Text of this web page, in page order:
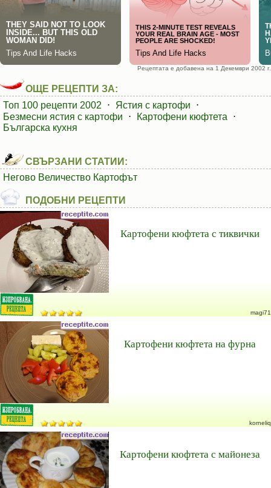
Рецептата е добавена на 1 Декември 2002 г.
ОЩЕ РЕЦЕПТИ ЗА:
Топ 100 рецепти 2002
⋅ Ястия с картофи
⋅
Безмесни ястия с картофи
⋅ Картофени кюфтета
⋅
Българска кухня
СВЪРЗАНИ СТАТИИ:
Негово Величество Картофът
ПОДОБНИ РЕЦЕПТИ
Картофени кюфтета с тиквички
magi71
Картофени кюфтета на фурна
korneliq
Картофени кюфтета с майонеза